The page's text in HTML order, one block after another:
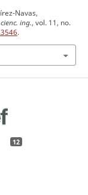
Navas,
ing., vol. 11, no.
.
12